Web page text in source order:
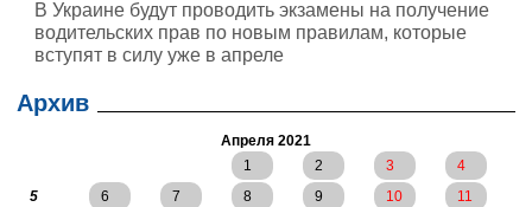
В Украине будут проводить экзамены на получение
водительских прав по новым правилам, которые
вступят в силу уже в апреле
Архив
Апреля 2021
1
2 3
4
5
6 7 8 9 10
11